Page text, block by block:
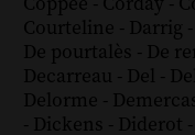
Courteline - Darrig -
De pourtalès - De
Decarreau - Del -
Delorme -
- Dickens - Diderot -